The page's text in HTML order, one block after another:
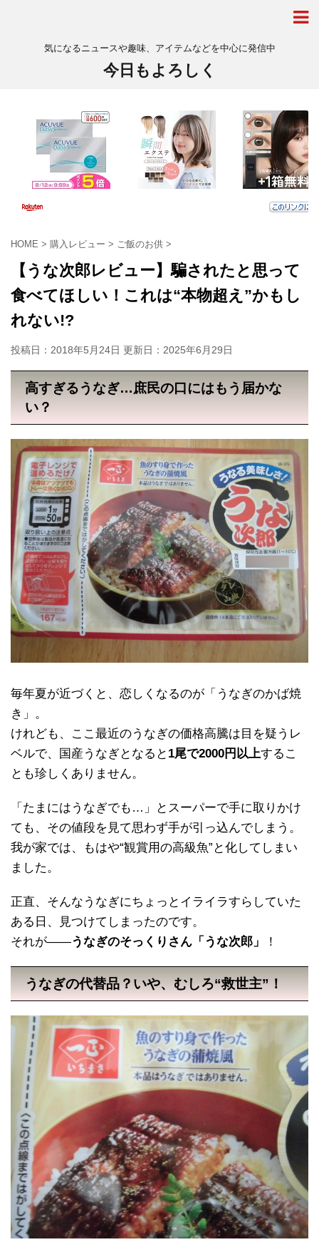
気になるニュースや趣味、アイテムなどを中心に発信中
今日もよろしく
HOME > 購入レビュー > ご飯のお供 >
【うな次郎レビュー】騙されたと思って
食べてほしい！これは“本物超え”かもし
れない!?
投稿日：2018年5月24日 更新日： 2025年6月29日
高すぎるうなぎ…庶民の口にはもう届かな
い？
毎年夏が近づくと、恋しくなるのが「うなぎのかば焼
き」。
けれども、ここ最近のうなぎの価格高騰は目を疑うレ
ベルで、国産うなぎとなると 1尾で2000円以上するこ
とも珍しくありません。
「たまにはうなぎでも…」とスーパーで手に取りかけ
ても、その値段を見て思わず手が引っ込んでしまう。
我が家では、もはや“観賞用の高級魚”と化してしまい
ました。
正直、そんなうなぎにちょっとイライラすらしていた
ある日、見つけてしまったのです。
それが――うなぎのそっくりさん「うな次郎」 ！
うなぎの代替品？いや、むしろ“救世主”！